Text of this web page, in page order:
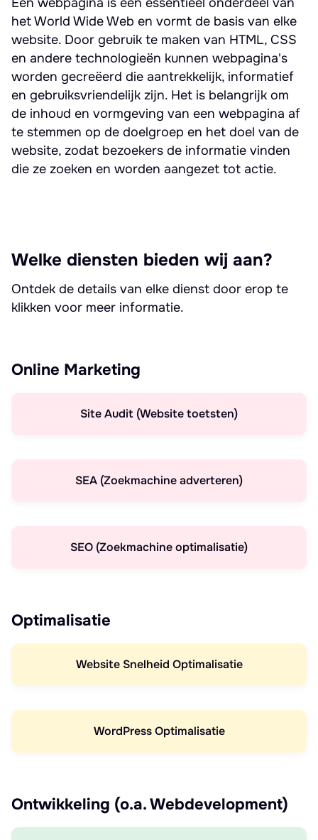
het World Wide Web en vormt de basis van elke
website. Door gebruik te maken van HTML, CSS
en andere technologieën kunnen webpagina's
worden gecreëerd die aantrekkelijk, informatief
en gebruiksvriendelijk zijn. Het is belangrijk om
de inhoud en vormgeving van een webpagina af
te stemmen op de doelgroep en het doel van de
website, zodat bezoekers de informatie vinden
die ze zoeken en worden aangezet tot actie.
Welke diensten bieden wij aan?
Ontdek de details van elke dienst door erop te
klikken voor meer informatie.
Online Marketing
Site Audit (Website toetsten)
SEA (Zoekmachine adverteren)
SEO (Zoekmachine optimalisatie)
Optimalisatie
Website Snelheid Optimalisatie
WordPress Optimalisatie
Ontwikkeling (o.a. Webdevelopment)